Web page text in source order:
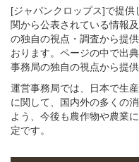
[ジャパンクロップス]で提
関から公表されている情報
の独自の視点・調査から提
おります。ページの中で出
事務局の独自の視点から提
運営事務局では、日本で生
に関して、国内外の多くの
よう、今後も農作物や農業
定です。